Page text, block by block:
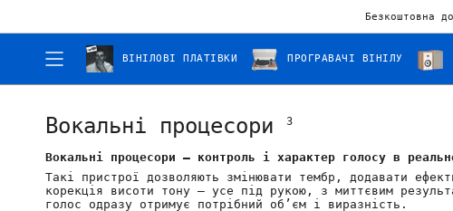
Безкоштовна
ВІНІЛОВІ ПЛАТІВКИ ПРОГРАВАЧІ ВІНІЛУ
Вокальні процесори 3
Вокальні процесори — контроль і характер голосу в
Такі пристрої дозволяють змінювати тембр, додавати
корекція висоти тону — усе під рукою, з миттєвим
голос одразу отримує потрібний об’єм і виразність.